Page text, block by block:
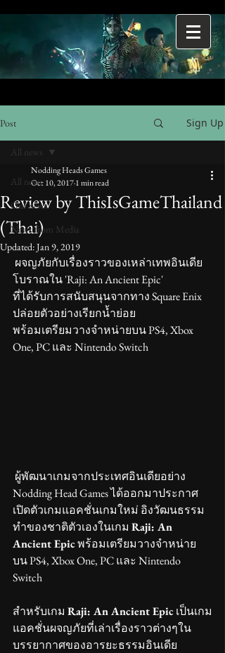
Post Sign Up
All news
Our news
News from Media
All news
Review by ThisIsGameThailand
(Thai)
Nodding Heads Games
Oct 10, 20171 min read
Updated:Jan 9, 2019
โบราณใน 'Raji: An Ancient Epic'
ที่ได้รับการสนับสนุนจากทาง Square Enix
ปล่อยตัวอย่างเรียกน้ำย่อย
พร้อมเตรียมวางจำหน่ายบน PS4, Xbox
One, PC และ Nintendo Switch
Nodding Head Games ได้ออกมาประกาศ
เปิดตัวเกมแอคชั่นเกมใหม่ อิงวัฒนธรรม
ทำของชาติตัวเองในเกม Raji: An
Ancient Epic พร้อมเตรียมวางจำหน่าย
บน PS4, Xbox One, PC และ Nintendo
Switch
สำหรับเกม Raji: An Ancient Epic เป็นเกม
แอคชั่นผจญภัยที่เล่าเรื่องราวต่างๆใน
บรรยากาศของอารยะธรรมอินเดีย